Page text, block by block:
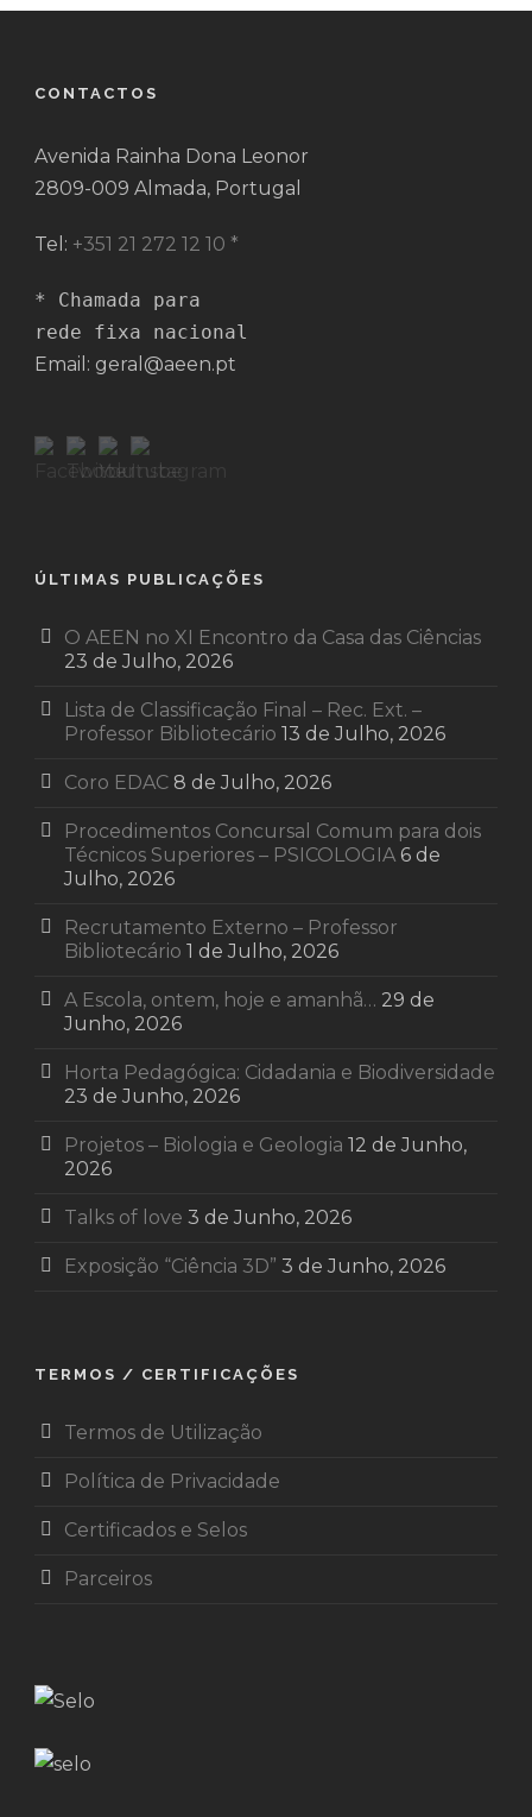
CONTACTOS
Avenida Rainha Dona Leonor
2809-009 Almada, Portugal
Tel: +351 21 272 12 10 *
* Chamada para
rede fixa nacional
Email: geral@aeen.pt
ÚLTIMAS PUBLICAÇÕES
O AEEN no XI Encontro da Casa das Ciências
23 de Julho, 2026
Lista de Classificação Final – Rec. Ext. –
Professor Bibliotecário 13 de Julho, 2026
Coro EDAC 8 de Julho, 2026
Procedimentos Concursal Comum para dois
Técnicos Superiores – PSICOLOGIA 6 de
Julho, 2026
Recrutamento Externo – Professor
Bibliotecário 1 de Julho, 2026
A Escola, ontem, hoje e amanhã… 29 de
Junho, 2026
Horta Pedagógica: Cidadania e Biodiversidade
23 de Junho, 2026
Projetos – Biologia e Geologia 12 de Junho,
2026
Talks of love 3 de Junho, 2026
Exposição “Ciência 3D” 3 de Junho, 2026
TERMOS / CERTIFICAÇÕES
Termos de Utilização
Política de Privacidade
Certificados e Selos
Parceiros